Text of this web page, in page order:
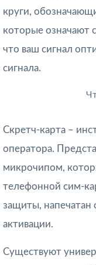
круги,
которые означают
что ваш сигнал
сигнала.
Скретч-карта –
оператора.
микрочипом,
телефонной сим-
защиты, напечатан
активации.
Существуют